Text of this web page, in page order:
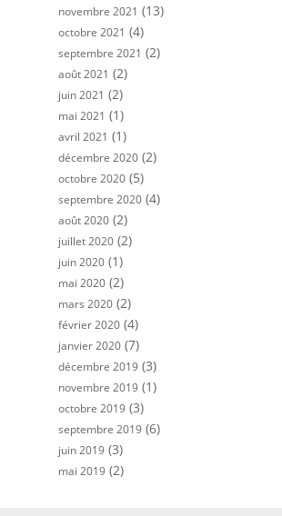
novembre 2021 (13)
octobre 2021 (4)
septembre 2021 (2)
août 2021 (2)
juin 2021 (2)
mai 2021 (1)
avril 2021 (1)
décembre 2020 (2)
octobre 2020 (5)
septembre 2020 (4)
août 2020 (2)
juillet 2020 (2)
juin 2020 (1)
mai 2020 (2)
mars 2020 (2)
février 2020 (4)
janvier 2020 (7)
décembre 2019 (3)
novembre 2019 (1)
octobre 2019 (3)
septembre 2019 (6)
juin 2019 (3)
mai 2019 (2)